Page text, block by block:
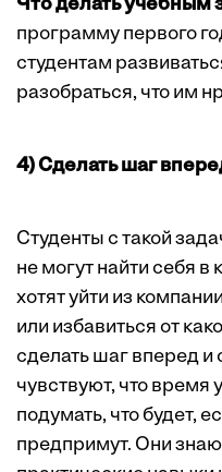
Что делать учебным
программу первого
студентам
разобраться, что им
4) Сделать шаг
Студенты с такой
не могут найти себя в
хотят уйти из
или избавиться от
сделать шаг вперед и
чувствуют, что время
подумать, что будет,
предпримут. Они